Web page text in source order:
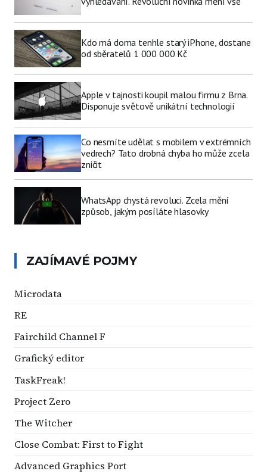
Kdo má doma tenhle starý iPhone, dostane
od sběratelů 1 000 000 Kč
Apple v tajnosti koupil malou firmu z Brna.
Disponuje světově unikátní technologií
Co nesmíte udělat s mobilem v extrémních
vedrech? Tato drobná chyba ho může zcela
zničit
WhatsApp chystá revoluci. Zcela mění
způsob, jakým posíláte hlasovky
ZAJÍMAVÉ POJMY
Microdata
RE
Fairchild Channel F
Grafický editor
TaskFreak!
Project Zero
The Witcher
Close Combat: First to Fight
Advanced Graphics Port